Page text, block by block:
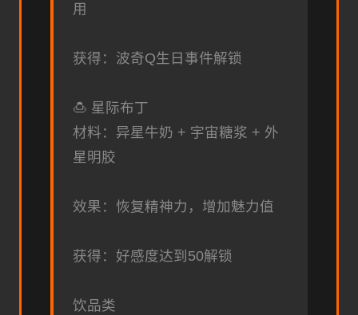
用
获得：波奇Q生日事件解锁
🍮 星际布丁
材料：异星牛奶 + 宇宙糖浆 + 外
星明胶
效果：恢复精神力，增加魅力值
获得：好感度达到50解锁
饮品类